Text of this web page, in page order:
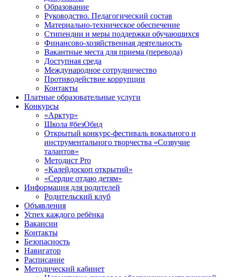
Образование
Руководство. Педагогический состав
Материально-техническое обеспечение
Стипендии и меры поддержки обучающихся
Финансово-хозяйственная деятельность
Вакантные места для приема (перевода)
Доступная среда
Международное сотрудничество
Противодействие коррупции
Контакты
Платные образовательные услуги
Конкурсы
«Арктур»
Школа #безОбид
Открытый конкурс-фестиваль вокального и
инструментального творчества «Созвучие
талантов»
Методист Pro
«Калейдоскоп открытий»
«Сердце отдаю детям»
Информация для родителей
Родительский клуб
Объявления
Успех каждого ребёнка
Вакансии
Контакты
Безопасность
Навигатор
Расписание
Методический кабинет